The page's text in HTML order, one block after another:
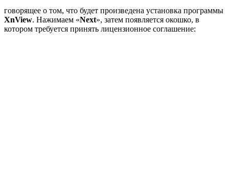
говорящее о том, что будет произведена установка программы
XnView. Нажимаем «Next», затем появляется окошко, в
котором требуется принять лицензионное соглашение: